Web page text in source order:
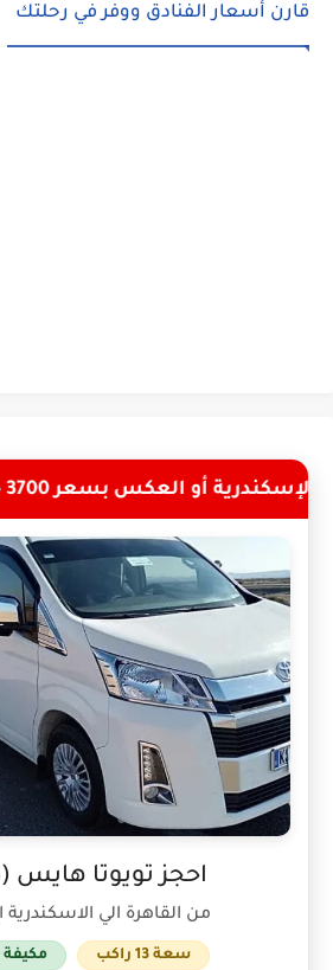
قارن أسعار الفنادق ووفر في رحلتك
فقط!
احجز تويوتا هايس (13 فرد)
من القاهرة الي
سعة 13 راكب مكيفة